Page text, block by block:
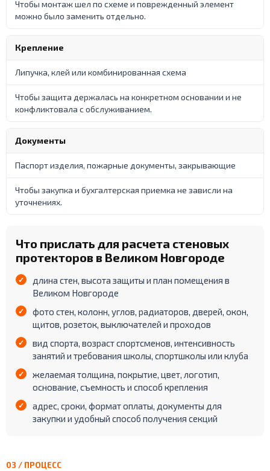
Чтобы монтаж шел по схеме и поврежденный элемент
можно было заменить отдельно.
Крепление
Липучка, клей или комбинированная схема
Чтобы защита держалась на конкретном основании и не
конфликтовала с обслуживанием.
Документы
Паспорт изделия, пожарные документы, закрывающие
Чтобы закупка и бухгалтерская приемка не зависли на
уточнениях.
Что прислать для расчета стеновых
протекторов в Великом Новгороде
длина стен, высота защиты и план помещения в
Великом Новгороде
фото стен, колонн, углов, радиаторов, дверей, окон,
щитов, розеток, выключателей и проходов
вид спорта, возраст спортсменов, интенсивность
занятий и требования школы, спортшколы или клуба
желаемая толщина, покрытие, цвет, логотип,
основание, съемность и способ крепления
адрес, сроки, формат оплаты, документы для
закупки и удобный способ получения секций
03 / ПРОЦЕСС